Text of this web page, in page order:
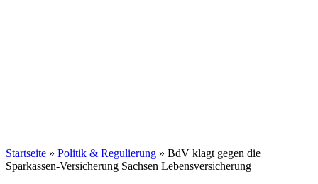
Startseite » Politik & Regulierung » BdV klagt gegen die
Sparkassen-Versicherung Sachsen Lebensversicherung